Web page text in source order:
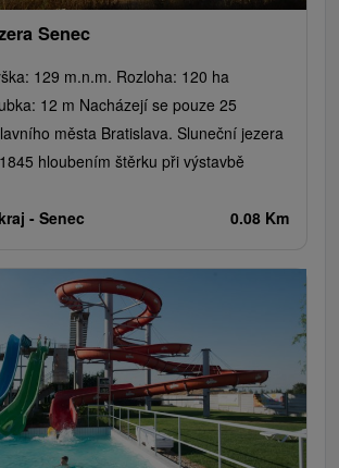
Senec
129 m.n.m. Rozloha: 120 ha
12 m Nacházejí se pouze 25
města Bratislava. Sluneční jezera
hloubením štěrku při výstavbě
- Senec 0.08 Km